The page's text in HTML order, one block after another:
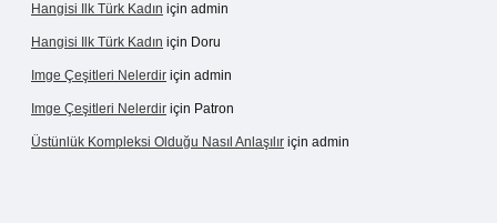
Hangisi Ilk Türk Kadın için admin
Hangisi Ilk Türk Kadın için Doru
Imge Çeşitleri Nelerdir için admin
Imge Çeşitleri Nelerdir için Patron
Üstünlük Kompleksi Olduğu Nasıl Anlaşılır için admin